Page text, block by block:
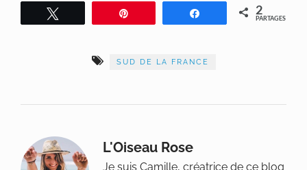
Partagez 2
PARTAGES
SUD DE LA FRANCE
L'Oiseau Rose
Je suis Camille, créatrice de ce blog